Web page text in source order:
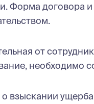
Форма договора
от
необходимо
взыскании